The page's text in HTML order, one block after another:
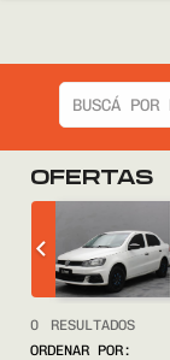
OFERTAS
0
RESULTADOS
ORDENAR POR: